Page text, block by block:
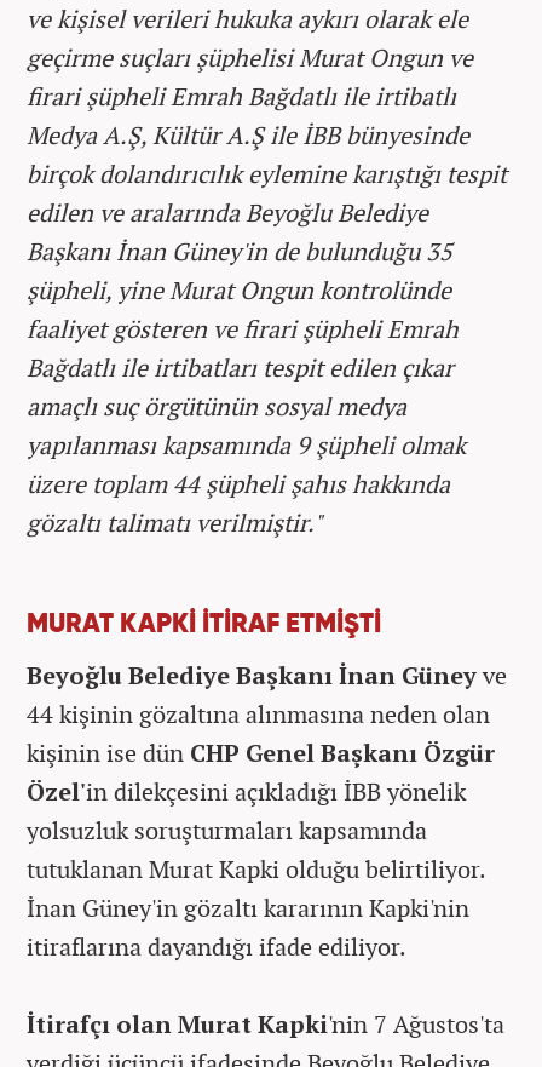
ve kişisel verileri hukuka aykırı olarak ele
geçirme suçları şüphelisi Murat Ongun ve
firari şüpheli Emrah Bağdatlı ile irtibatlı
Medya A.Ş, Kültür A.Ş ile İBB bünyesinde
birçok dolandırıcılık eylemine karıştığı tespit
edilen ve aralarında Beyoğlu Belediye
Başkanı İnan Güney'in de bulunduğu 35
şüpheli, yine Murat Ongun kontrolünde
faaliyet gösteren ve firari şüpheli Emrah
Bağdatlı ile irtibatları tespit edilen çıkar
amaçlı suç örgütünün sosyal medya
yapılanması kapsamında 9 şüpheli olmak
üzere toplam 44 şüpheli şahıs hakkında
gözaltı talimatı verilmiştir."
MURAT KAPKİ İTİRAF ETMİŞTİ
Beyoğlu Belediye Başkanı İnan Güneyve
44 kişinin gözaltına alınmasına neden olan
kişinin ise dün CHP Genel Başkanı Özgür
Özel'in dilekçesini açıkladığı İBB yönelik
yolsuzluk soruşturmaları kapsamında
tutuklanan Murat Kapki olduğu belirtiliyor.
İnan Güney'in gözaltı kararının Kapki'nin
itiraflarına dayandığı ifade ediliyor.
İtirafçı olan Murat Kapki'nin 7 Ağustos'ta